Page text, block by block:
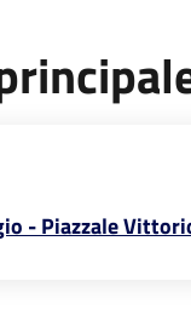
- Piazzale